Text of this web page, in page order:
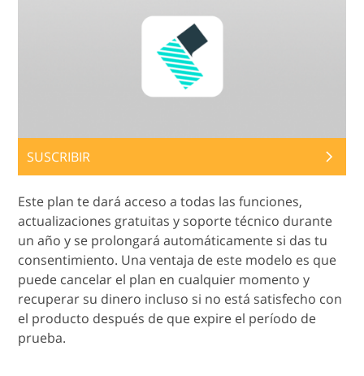
SUSCRIBIR
Este plan te dará acceso a todas las funciones,
actualizaciones gratuitas y soporte técnico durante
un año y se prolongará automáticamente si das tu
consentimiento. Una ventaja de este modelo es que
puede cancelar el plan en cualquier momento y
recuperar su dinero incluso si no está satisfecho con
el producto después de que expire el período de
prueba.